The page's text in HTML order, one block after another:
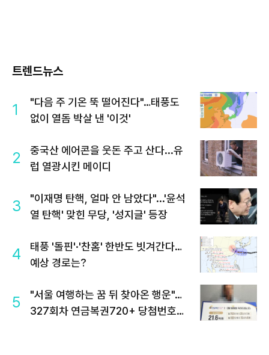
트렌드뉴스
1
"다음 주 기온 뚝 떨어진다"…태풍도
없이 열돔 박살 낸 '이것'
2
중국산 에어콘을 웃돈 주고 산다...유
럽 열광시킨 메이디
3
"이재명 탄핵, 얼마 안 남았다"...'윤석
열 탄핵' 맞힌 무당, '성지글' 등장
4
태풍 '돌핀'·'찬홈' 한반도 빗겨간다…
예상 경로는?
5
"서울 여행하는 꿈 뒤 찾아온 행운"…
327회차 연금복권720+ 당첨번호조